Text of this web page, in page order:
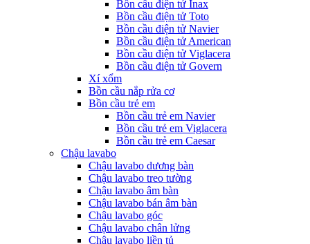
Bồn cầu điện tử Inax
Bồn cầu điện tử Toto
Bồn cầu điện tử Navier
Bồn cầu điện tử American
Bồn cầu điện tử Viglacera
Bồn cầu điện tử Govern
Xí xổm
Bồn cầu nắp rửa cơ
Bồn cầu trẻ em
Bồn cầu trẻ em Navier
Bồn cầu trẻ em Viglacera
Bồn cầu trẻ em Caesar
Chậu lavabo
Chậu lavabo dương bàn
Chậu lavabo treo tường
Chậu lavabo âm bàn
Chậu lavabo bán âm bàn
Chậu lavabo góc
Chậu lavabo chân lửng
Chậu lavabo liền tủ